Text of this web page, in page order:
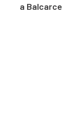
a Balcarce